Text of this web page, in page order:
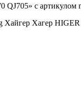
QJ705» с артикулом
Хагер